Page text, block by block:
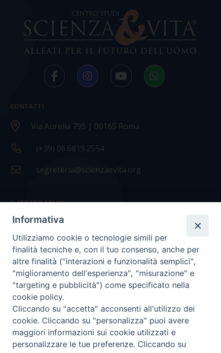
CONTATTI
Via Aurelia 796 | 00165 Roma
(+39) 06.6819.2554
segreteria@scienzaevita.org
IL CENTRO STUDI
La nostra storia
Statuto
Presidenza e ufficio presidenza
Consiglio scientifico
Coordinamento nazionale
Informativa
Utilizziamo cookie o tecnologie simili per
finalità tecniche e, con il tuo consenso, anche per
altre finalità ("interazioni e funzionalità semplici",
"miglioramento dell'esperienza", "misurazione" e
"targeting e pubblicità") come specificato nella
cookie policy.
Cliccando su "accetta" acconsenti all'utilizzo dei
cookie. Cliccando su "personalizza" puoi avere
maggiori informazioni sui cookie utilizzati e
personalizzare le tue preferenze. Cliccando su